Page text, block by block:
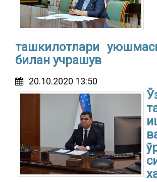
ташкилотлари
билан учрашув
20.10.2020 13:50